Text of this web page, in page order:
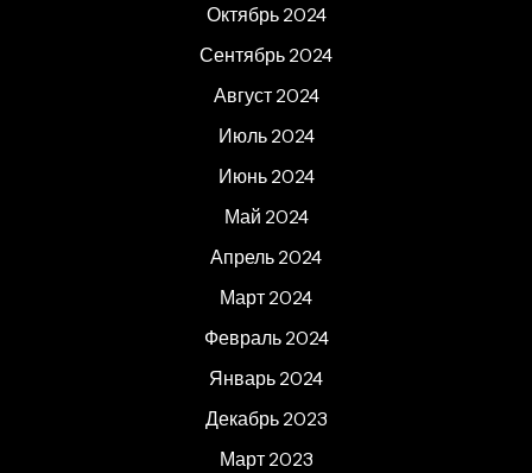
Октябрь 2024
Сентябрь 2024
Август 2024
Июль 2024
Июнь 2024
Май 2024
Апрель 2024
Март 2024
Февраль 2024
Январь 2024
Декабрь 2023
Март 2023